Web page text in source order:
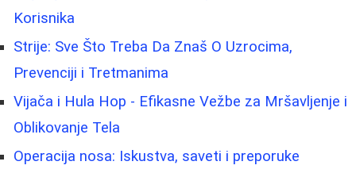
Korisnika
Strije: Sve Što Treba Da Znaš O Uzrocima,
Prevenciji i Tretmanima
Vijača i Hula Hop - Efikasne Vežbe za Mršavljenje i
Oblikovanje Tela
Operacija nosa: Iskustva, saveti i preporuke